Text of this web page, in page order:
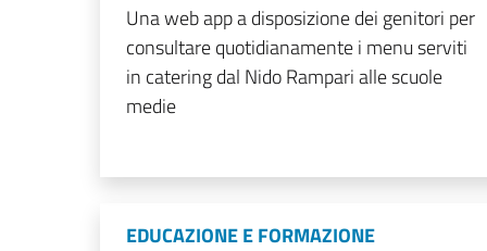
Una web app a disposizione dei genitori per
consultare quotidianamente i menu serviti
in catering dal Nido Rampari alle scuole
medie
EDUCAZIONE E FORMAZIONE